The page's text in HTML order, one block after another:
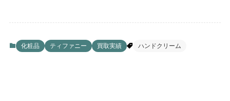
化粧品 ティファニー 買取実績 ハンドクリーム